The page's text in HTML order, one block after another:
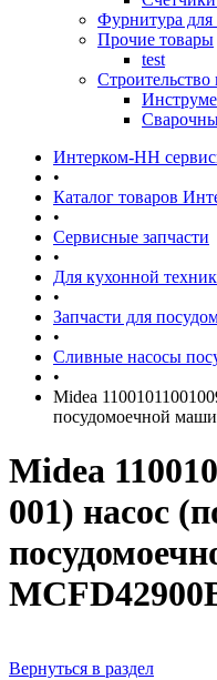
Фурнитура для
Прочие товары
test
Строительство
Интерком-НН
•
Каталог товаров
•
Сервисные запчасти
•
Для кухонной
•
Запчасти для
•
Сливные насосы
•
Midea
посудомоечной
Midea
001) насос
Вернуться в раздел